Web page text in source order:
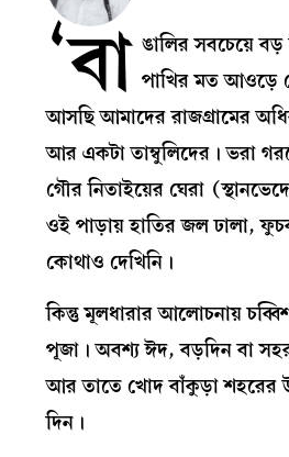
‘বা ঙালির সবচেয়ে
পাখির মত আওড়ে
আসছি আমাদের রাজগ্রামের
আর একটা তাম্বুলিদের। ভরা
গৌর নিতাইয়ের ঘেরা
ওই পাড়ায় হাতির জল ঢালা,
কোথাও দেখিনি।
কিন্তু মূলধারার আলোচনায়
পূজা। অবশ্য ঈদ, বড়দিন বা
আর তাতে খোদ বাঁকুড়া শহরের
দিন।